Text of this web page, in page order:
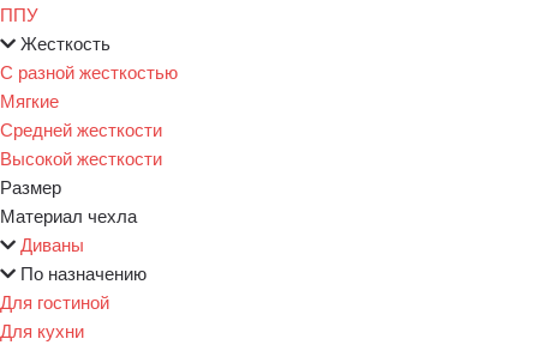
ППУ
Жесткость
С разной жесткостью
Мягкие
Средней жесткости
Высокой жесткости
Размер
Материал чехла
Диваны
По назначению
Для гостиной
Для кухни